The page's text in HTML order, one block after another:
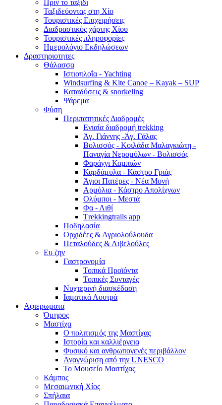
Πριν το ταξίδι
Ταξιδεύοντας στη Χίο
Τουριστικές Επιχειρήσεις
Διαδραστικός χάρτης Χίου
Τουριστικές πληροφορίες
Ημερολόγιο Εκδηλώσεων
Δραστηριοτητες
Θάλασσα
Ιστιοπλοΐα - Yachting
Windsurfing & Kite Canoe – Kayak – SUP
Καταδύσεις & snorkeling
Ψάρεμα
Φύση
Περιπατητικές Διαδρομές
Ενιαία διαδρομή trekking
Άγ. Γιάννης -Άγ. Γάλας
Βολισσός - Κοιλάδα Μαλαγκιώτη -
Παναγία Νερομύλων - Βολισσός
Φαράγγι Καμπιών
Καρδάμυλα - Κάστρο Γριάς
Άγιοι Πατέρες - Νέα Μονή
Αρμόλια - Κάστρο Απολίχνων
Ολύμποι - Μεστά
Φα - Λιθί
Τrekkingtrails app
Ποδηλασία
Ορχιδέες & Αγριολούλουδα
Πεταλούδες & Λιβελούλες
Ευ ζην
Γαστρονομία
Τοπικά Προϊόντα
Τοπικές Συνταγές
Νυχτερινή διασκέδαση
Ιαματικά Λουτρά
Αφιερωματα
Όμηρος
Μαστίχα
Ο πολιτισμός της Μαστίχας
Ιστορία και καλλιέργεια
Φυσικό και ανθρωπογενές περιβάλλον
Αναγνώριση από την UNESCO
Το Μουσείο Μαστίχας
Κάμπος
Μεσαιωνική Χίος
Σπήλαια